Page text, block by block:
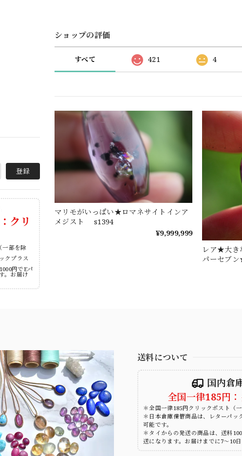
登録
クリ
一部を除
クプラス
円でEパ
。お届け
ショップの評価
すべて 421 4
マリモがいっぱい★ロマネサイトインア
メジスト s1394
¥9,999,999
レア★大き
パーセブ
送料について
国内倉
全国一律185円
＊全国一律185円クリックポスト（一
＊日本倉庫保管商品は、レターパッ
可能です。
＊タイからの発送の商品は、送料
送になります。お届けまでに7～10日